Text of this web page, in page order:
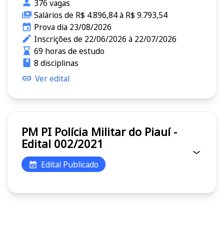
376 vagas
Salários de R$ 4.896,84 à R$ 9.793,54
Prova dia 23/08/2026
Inscrições de 22/06/2026 à 22/07/2026
69 horas de estudo
8 disciplinas
Ver edital
PM PI Polícia Militar do Piauí -
Edital 002/2021
Edital Publicado